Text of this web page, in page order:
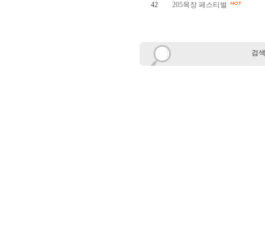
42
205목장 페스티벌
검